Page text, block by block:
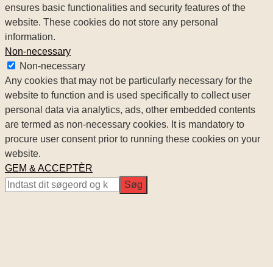
ensures basic functionalities and security features of the
website. These cookies do not store any personal
information.
Non-necessary
Non-necessary
Any cookies that may not be particularly necessary for the
website to function and is used specifically to collect user
personal data via analytics, ads, other embedded contents
are termed as non-necessary cookies. It is mandatory to
procure user consent prior to running these cookies on your
website.
GEM & ACCEPTÈR